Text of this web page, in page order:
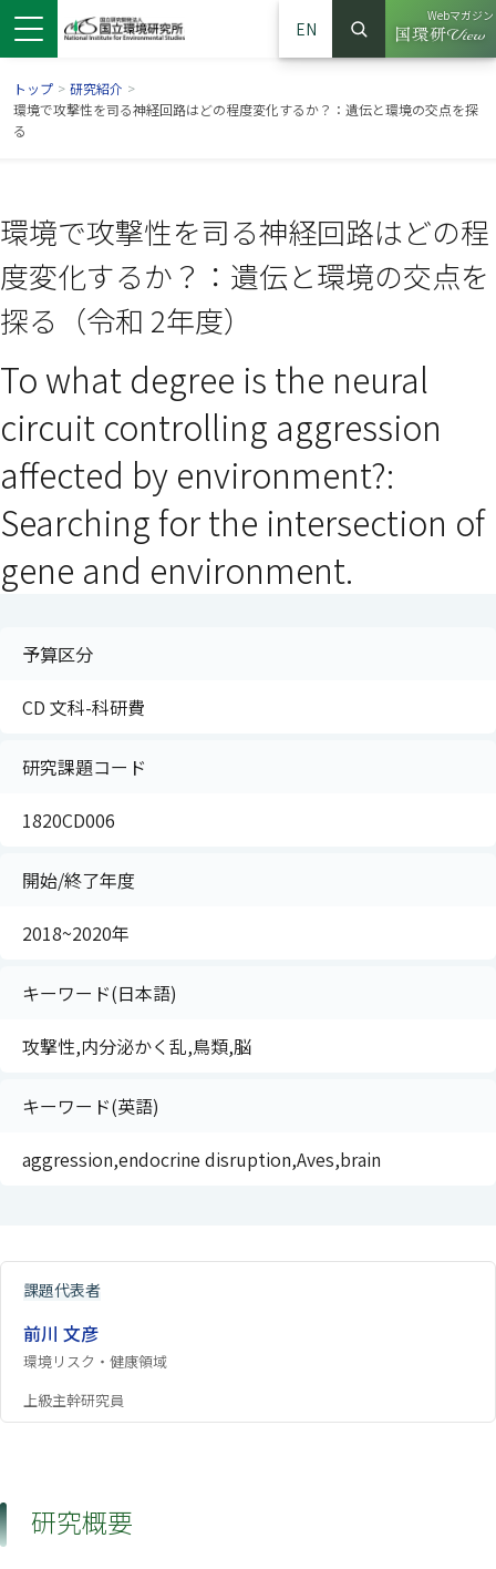
ドウで開きます）
ンドウで開きます）
ウインドウで開きます）
EN
サイト内検索
検索
Webマガジン
（別ウイ
トップ > 研究紹介 >
環境で攻撃性を司る神経回路はどの程度変化するか？：遺伝と環境の交点を探
る
環境で攻撃性を司る神経回路はどの程
度変化するか？：遺伝と環境の交点を
探る（令和 2年度）
To what degree is the neural
circuit controlling aggression
affected by environment?:
Searching for the intersection of
gene and environment.
予算区分
CD 文科-科研費
研究課題コード
1820CD006
開始/終了年度
2018~2020年
キーワード(日本語)
攻撃性,内分泌かく乱,鳥類,脳
キーワード(英語)
aggression,endocrine disruption,Aves,brain
課題代表者
前川 文彦
環境リスク・健康領域
上級主幹研究員
研究概要